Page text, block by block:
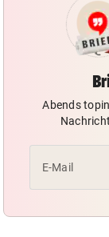
Abends
E-Mail